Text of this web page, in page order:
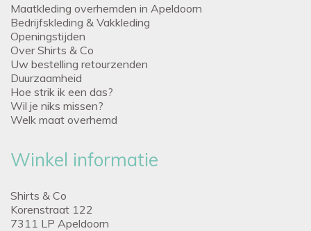
Maatkleding overhemden in Apeldoorn
Bedrijfskleding & Vakkleding
Openingstijden
Over Shirts & Co
Uw bestelling retourzenden
Duurzaamheid
Hoe strik ik een das?
Wil je niks missen?
Welk maat overhemd
Winkel informatie
Shirts & Co
Korenstraat 122
7311 LP Apeldoorn